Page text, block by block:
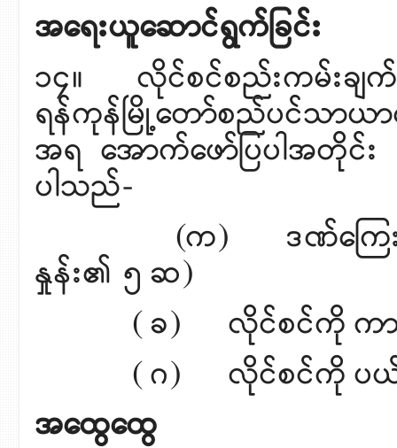
အရေးယူဆောင်ရွက်ခြင်း
၁၄။ လိုင်စင်စည်းကမ်းချက်
ရန်ကုန်မြို့တော်စည်ပင်သာယာ
အရ အောက်ဖော်ပြပါအတိုင်း
ပါသည်-
(က) ဒဏ်ကြေးငွေ တ
နှုန်း၏ ၅ ဆ)
( ခ) လိုင်စင်ကို ကာလအ
( ဂ) လိုင်စင်ကို ပယ်ဖျ
အထွေထွေ